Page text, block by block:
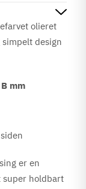
olieret
design
mm
er en
super holdbart